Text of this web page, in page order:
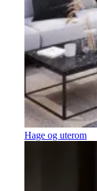
Hage og uterom